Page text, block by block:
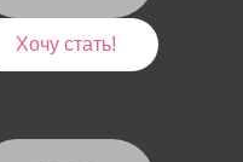
Хочу стать!